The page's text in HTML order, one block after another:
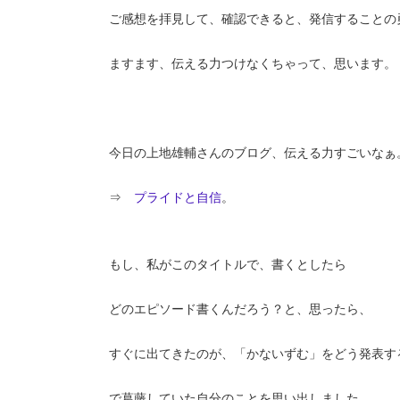
ご感想を拝見して、確認できると、発信することの
ますます、伝える力つけなくちゃって、思います。
今日の上地雄輔さんのブログ、伝える力すごいなぁ。
⇒ プライドと自信。
もし、私がこのタイトルで、書くとしたら
どのエピソード書くんだろう？と、思ったら、
すぐに出てきたのが、「かないずむ」をどう発表す